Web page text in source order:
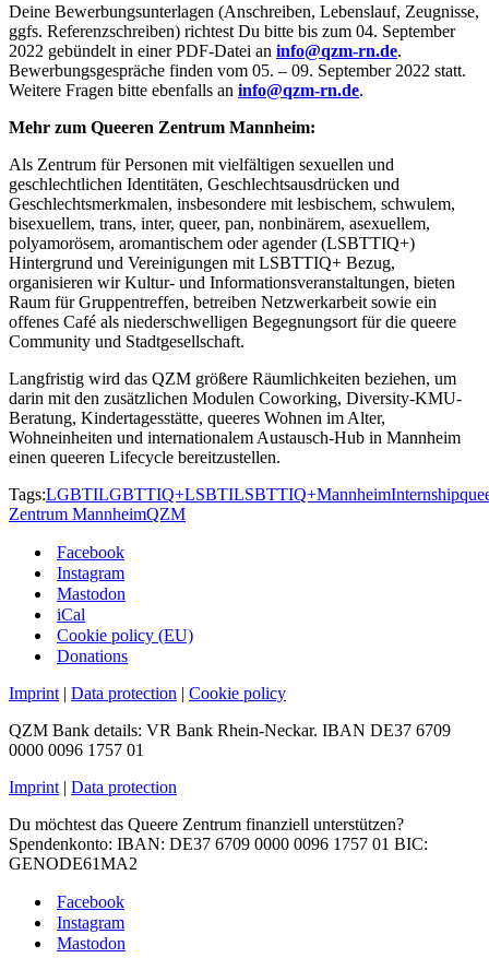
Deine Bewerbungsunterlagen (Anschreiben, Lebenslauf, Zeugnisse,
ggfs. Referenzschreiben) richtest Du bitte bis zum 04. September
2022 gebündelt in einer PDF-Datei an info@qzm-rn.de.
Bewerbungsgespräche finden vom 05. – 09. September 2022 statt.
Weitere Fragen bitte ebenfalls an info@qzm-rn.de.
Mehr zum Queeren Zentrum Mannheim:
Als Zentrum für Personen mit vielfältigen sexuellen und
geschlechtlichen Identitäten, Geschlechtsausdrücken und
Geschlechtsmerkmalen, insbesondere mit lesbischem, schwulem,
bisexuellem, trans, inter, queer, pan, nonbinärem, asexuellem,
polyamorösem, aromantischem oder agender (LSBTTIQ+)
Hintergrund und Vereinigungen mit LSBTTIQ+ Bezug,
organisieren wir Kultur- und Informationsveranstaltungen, bieten
Raum für Gruppentreffen, betreiben Netzwerkarbeit sowie ein
offenes Café als niederschwelligen Begegnungsort für die queere
Community und Stadtgesellschaft.
Langfristig wird das QZM größere Räumlichkeiten beziehen, um
darin mit den zusätzlichen Modulen Coworking, Diversity-KMU-
Beratung, Kindertagesstätte, queeres Wohnen im Alter,
Wohneinheiten und internationalem Austausch-Hub in Mannheim
einen queeren Lifecycle bereitzustellen.
Tags:LGBTILGBTTIQ+LSBTILSBTTIQ+MannheimInternship
Zentrum MannheimQZM
Facebook
Instagram
Mastodon
iCal
Cookie policy (EU)
Donations
Imprint | Data protection | Cookie policy
QZM Bank details: VR Bank Rhein-Neckar. IBAN DE37 6709
0000 0096 1757 01
Imprint | Data protection
Du möchtest das Queere Zentrum finanziell unterstützen?
Spendenkonto: IBAN: DE37 6709 0000 0096 1757 01 BIC:
GENODE61MA2
Facebook
Instagram
Mastodon